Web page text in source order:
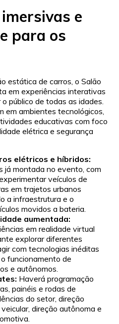
e
para os
estática de carros, o Salão
em experiências interativas
público de todas as idades.
em ambientes tecnológicos,
educativas com foco
elétrica e segurança
elétricos e híbridos:
já montada no evento, com
veículos de
em trajetos urbanos
a infraestrutura e o
movidos a bateria.
aumentada:
em realidade virtual
explorar diferentes
com tecnologias inéditas
funcionamento de
e autônomos.
Haverá programação
painéis e rodas de
do setor, direção
direção autônoma e